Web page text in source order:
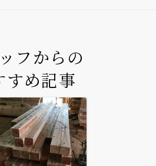
フからの
すめ記事